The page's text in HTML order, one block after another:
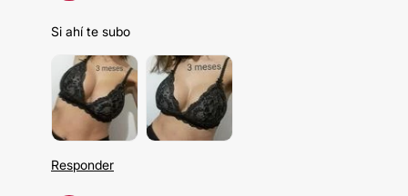
Si ahí te subo
Responder